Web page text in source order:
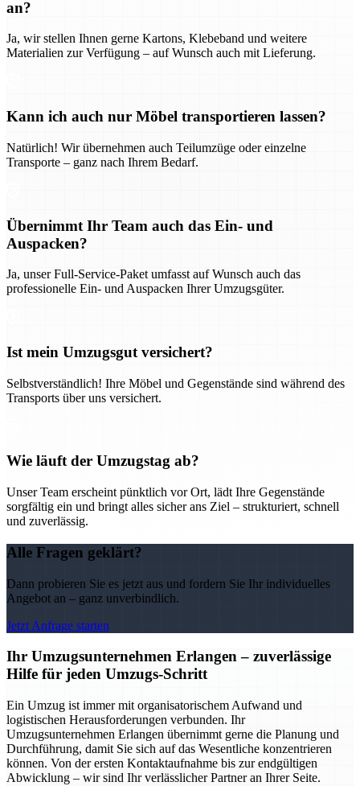
an?
Ja, wir stellen Ihnen gerne Kartons, Klebeband und weitere
Materialien zur Verfügung – auf Wunsch auch mit Lieferung.
Kann ich auch nur Möbel transportieren lassen?
Natürlich! Wir übernehmen auch Teilumzüge oder einzelne
Transporte – ganz nach Ihrem Bedarf.
Übernimmt Ihr Team auch das Ein- und
Auspacken?
Ja, unser Full-Service-Paket umfasst auf Wunsch auch das
professionelle Ein- und Auspacken Ihrer Umzugsgüter.
Ist mein Umzugsgut versichert?
Selbstverständlich! Ihre Möbel und Gegenstände sind während des
Transports über uns versichert.
Wie läuft der Umzugstag ab?
Unser Team erscheint pünktlich vor Ort, lädt Ihre Gegenstände
sorgfältig ein und bringt alles sicher ans Ziel – strukturiert, schnell
und zuverlässig.
Alle Fragen geklärt?
Dann probieren Sie es jetzt aus und fordern Sie Ihr individuelles
Angebot an – ganz unverbindlich.
Jetzt Anfrage starten
Ihr Umzugsunternehmen Erlangen – zuverlässige
Hilfe für jeden Umzugs-Schritt
Ein Umzug ist immer mit organisatorischem Aufwand und
logistischen Herausforderungen verbunden. Ihr
Umzugsunternehmen Erlangen übernimmt gerne die Planung und
Durchführung, damit Sie sich auf das Wesentliche konzentrieren
können. Von der ersten Kontaktaufnahme bis zur endgültigen
Abwicklung – wir sind Ihr verlässlicher Partner an Ihrer Seite.